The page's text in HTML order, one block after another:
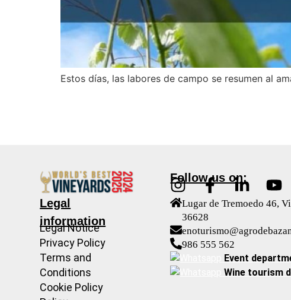
Estos días, las labores de campo se resumen al
Legal
information
Legal Notice
Privacy Policy
Terms and
Conditions
Cookie Policy
Lugar de Tremoedo 46,
36628
Follow us on:
986 555 562
Event
Wine tourism